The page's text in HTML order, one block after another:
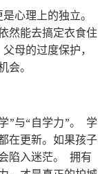
心理上的独立。
然能去搞定衣食住
母的过度保护，
会。
”与“自学力”。 学
在更新。如果孩子
陷入迷茫。 拥有